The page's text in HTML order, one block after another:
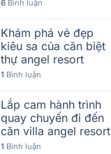
6Bình luận
Khám phá vẻ đẹp
kiêu sa của căn biệt
thự angel resort
1 Bình luận
Lắp cam hành trình
quay chuyến đi đến
căn villa angel resort
1 Bình luận